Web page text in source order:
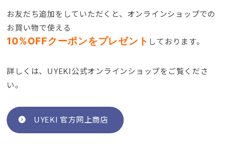
お友だち追加をしていただくと、 オンラインショップでの
お買い物で使える
10%OFFクーポンをプレゼント しております。
詳しくは、 UYEKI公式オンラインショップをご覧くださ
い。
UYEKI 官方网上商店